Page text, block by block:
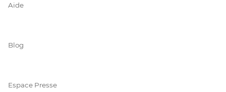
Aide
Blog
Espace Presse